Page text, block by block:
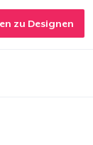
zu Designen